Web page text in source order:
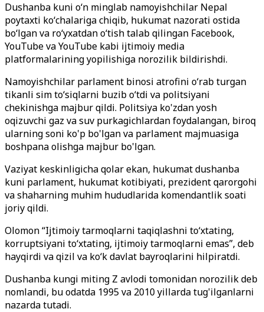
Dushanba kuni oʻn minglab namoyishchilar Nepal
poytaxti koʻchalariga chiqib, hukumat nazorati ostida
boʻlgan va roʻyxatdan oʻtish talab qilingan Facebook,
YouTube va YouTube kabi ijtimoiy media
platformalarining yopilishiga norozilik bildirishdi.
Namoyishchilar parlament binosi atrofini o‘rab turgan
tikanli sim to‘siqlarni buzib o‘tdi va politsiyani
chekinishga majbur qildi. Politsiya ko'zdan yosh
oqizuvchi gaz va suv purkagichlardan foydalangan, biroq
ularning soni ko'p bo'lgan va parlament majmuasiga
boshpana olishga majbur bo'lgan.
Vaziyat keskinligicha qolar ekan, hukumat dushanba
kuni parlament, hukumat kotibiyati, prezident qarorgohi
va shaharning muhim hududlarida komendantlik soati
joriy qildi.
Olomon “Ijtimoiy tarmoqlarni taqiqlashni to‘xtating,
korruptsiyani to‘xtating, ijtimoiy tarmoqlarni emas”, deb
hayqirdi va qizil va ko‘k davlat bayroqlarini hilpiratdi.
Dushanba kungi miting Z avlodi tomonidan norozilik deb
nomlandi, bu odatda 1995 va 2010 yillarda tug'ilganlarni
nazarda tutadi.